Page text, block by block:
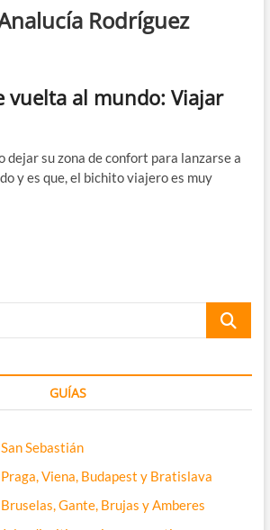
Rodríguez
vuelta al mundo: Viajar
dejar su zona de confort para lanzarse a
y es que, el bichito viajero es muy
Buscar
GUÍAS